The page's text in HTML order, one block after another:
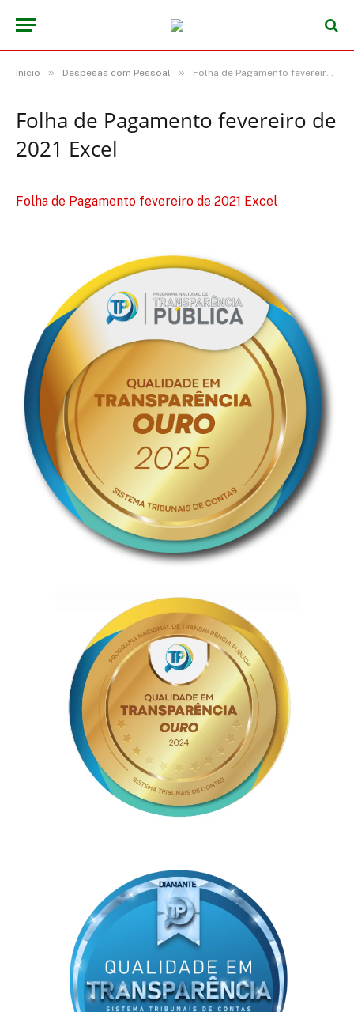
Início » Despesas com Pessoal » Folha de Pagamento fevereiro de 2021 Excel
Folha de Pagamento fevereiro de
2021 Excel
Folha de Pagamento fevereiro de 2021 Excel